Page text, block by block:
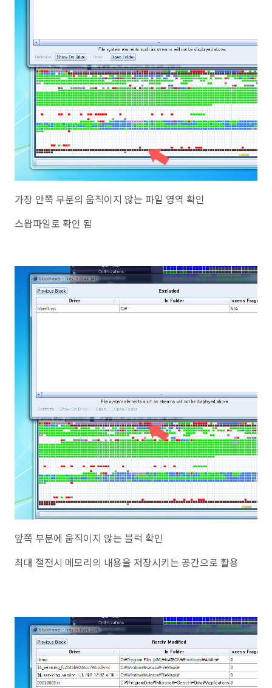
가장 안쪽 부분의 움직이지 않는 파일 영역 확인
스왑파일로 확인 됨
앞쪽 부분에 움직이지 않는 블럭 확인
최대 절전시 메모리의 내용을 저장시키는 공간으로 활용